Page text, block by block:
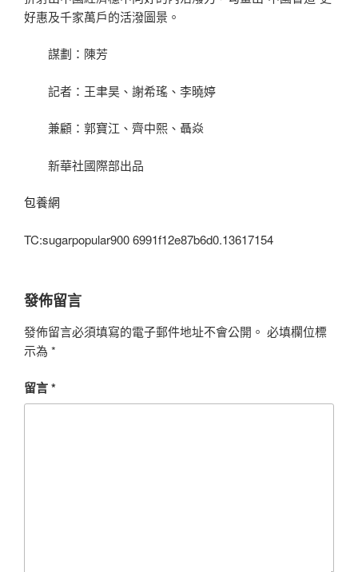
好惠及千家萬戶的活潑圖景。
謀劃：陳芳
記者：王聿昊、謝希瑤、李曉婷
兼顧：郭寶江、齊中熙、聶焱
新華社國際部出品
包養網
TC:sugarpopular900 6991f12e87b6d0.13617154
發佈留言
發佈留言必須填寫的電子郵件地址不會公開。 必填欄位標
示為 *
留言*